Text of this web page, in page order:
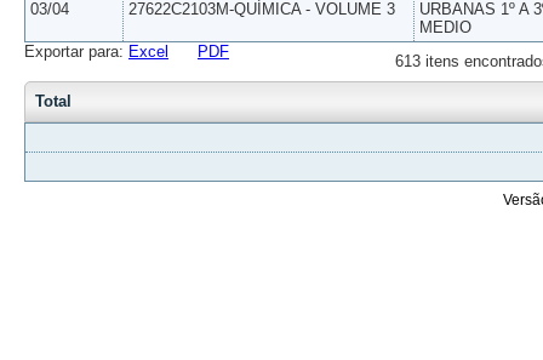
03/04 27622C2103M-QUÍMICA - VOLUME 3
URBANAS 1º A
MEDIO
613 itens
Exportar para: Excel PDF
Total